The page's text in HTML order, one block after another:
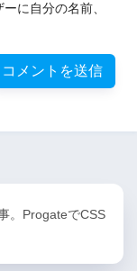
に自分の名前、
。ProgateでCSS